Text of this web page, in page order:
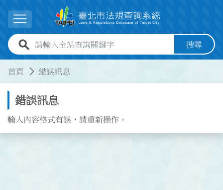
展開選單
全站查詢關鍵字欄位 搜尋
首頁 錯誤訊息
錯誤訊息
輸入內容格式有誤，請重新操作。